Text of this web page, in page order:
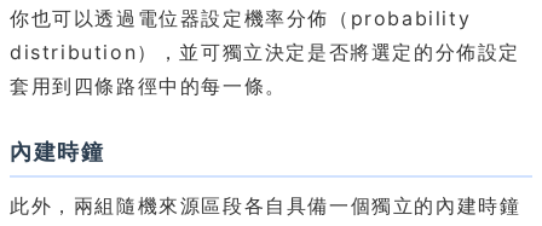
你也可以透過電位器設定機率分佈（probability
distribution），並可獨立決定是否將選定的分佈設定
套用到四條路徑中的每一條。
內建時鐘
此外，兩組隨機來源區段各自具備一個獨立的內建時鐘